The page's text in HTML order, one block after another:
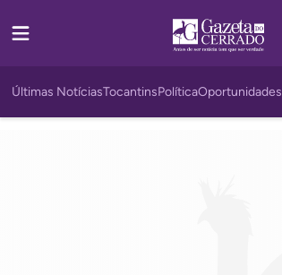
Últimas NotíciasTocantinsPolíticaOportunidades